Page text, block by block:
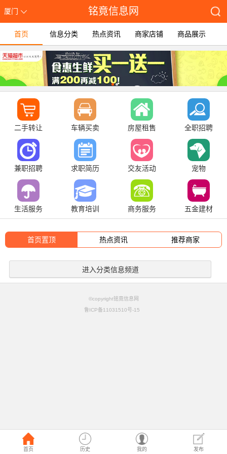
厦门 铭竟信息网
首页 历史 我的 发布
首页 信息分类 热点资讯 商家店铺 商品展示
二手转让 车辆买卖 房屋租售 全职招聘
兼职招聘 求职简历 交友活动 宠物
生活服务 教育培训 商务服务 五金建材
首页置顶 热点资讯 推荐商家
进入分类信息频道
©copyright铭竟信息网
鲁ICP备11031510号-15